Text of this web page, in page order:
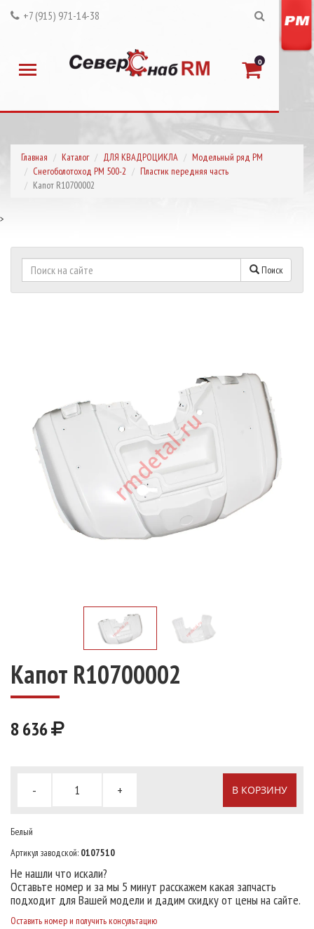
+7 (915) 971-14-38
0
Главная Каталог ДЛЯ КВАДРОЦИКЛА
Модельный ряд РМ
Снегоболотоход РМ 500-2
Пластик передняя часть
Капот R10700002
>
Поиск
Капот R10700002
8 636
- + В КОРЗИНУ
Белый
Артикул заводской: 0107510
Не нашли что искали?
Оставьте номер и за мы 5 минут расскажем какая запчасть
подходит для Вашей модели и дадим скидку от цены на сайте.
Оставить номер и получить консультацию